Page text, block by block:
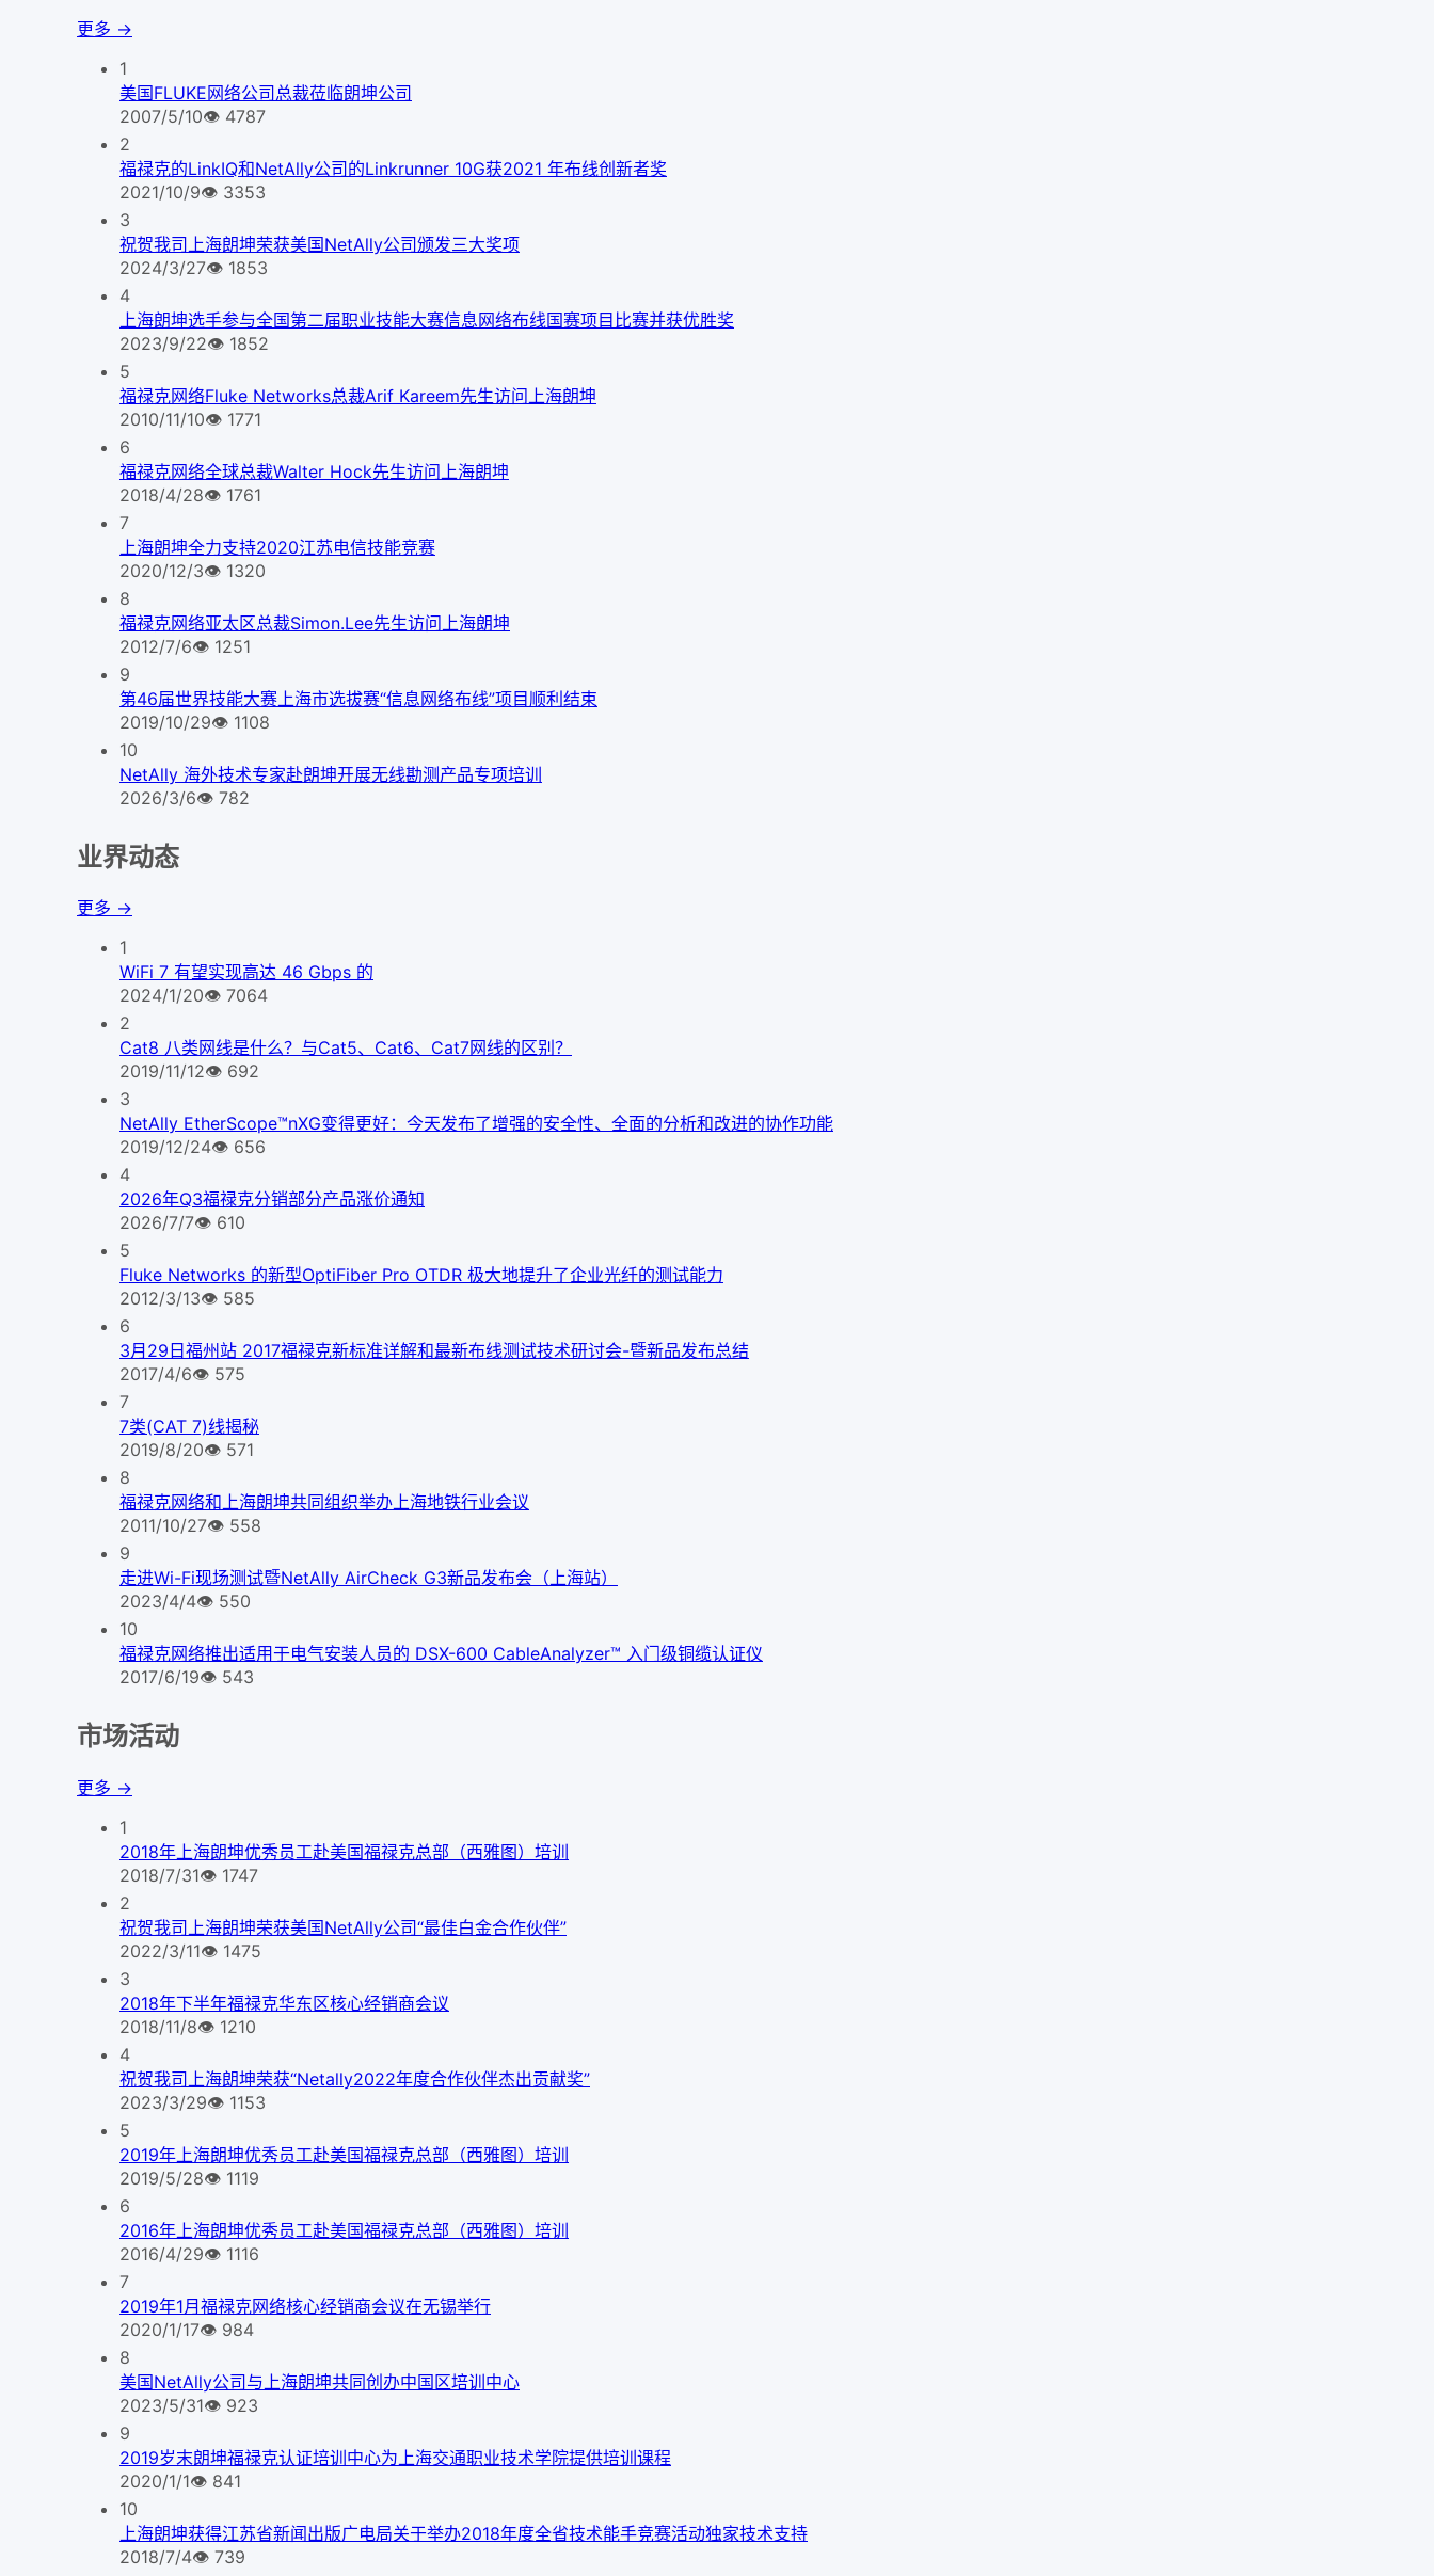
更多 →
1
美国FLUKE网络公司总裁莅临朗坤公司
2007/5/10👁 4787
2
福禄克的LinkIQ和NetAlly公司的Linkrunner 10G获2021 年布线创新者奖
2021/10/9👁 3353
3
祝贺我司上海朗坤荣获美国NetAlly公司颁发三大奖项
2024/3/27👁 1853
4
上海朗坤选手参与全国第二届职业技能大赛信息网络布线国赛项目比赛并获优胜奖
2023/9/22👁 1852
5
福禄克网络Fluke Networks总裁Arif Kareem先生访问上海朗坤
2010/11/10👁 1771
6
福禄克网络全球总裁Walter Hock先生访问上海朗坤
2018/4/28👁 1761
7
上海朗坤全力支持2020江苏电信技能竞赛
2020/12/3👁 1320
8
福禄克网络亚太区总裁Simon.Lee先生访问上海朗坤
2012/7/6👁 1251
9
第46届世界技能大赛上海市选拔赛“信息网络布线”项目顺利结束
2019/10/29👁 1108
10
NetAlly 海外技术专家赴朗坤开展无线勘测产品专项培训
2026/3/6👁 782
业界动态
更多 →
1
WiFi 7 有望实现高达 46 Gbps 的
2024/1/20👁 7064
2
Cat8 八类网线是什么？与Cat5、Cat6、Cat7网线的区别？
2019/11/12👁 692
3
NetAlly EtherScope™nXG变得更好：今天发布了增强的安全性、全面的分析和改进的协作功能
2019/12/24👁 656
4
2026年Q3福禄克分销部分产品涨价通知
2026/7/7👁 610
5
Fluke Networks 的新型OptiFiber Pro OTDR 极大地提升了企业光纤的测试能力
2012/3/13👁 585
6
3月29日福州站 2017福禄克新标准详解和最新布线测试技术研讨会-暨新品发布总结
2017/4/6👁 575
7
7类(CAT 7)线揭秘
2019/8/20👁 571
8
福禄克网络和上海朗坤共同组织举办上海地铁行业会议
2011/10/27👁 558
9
走进Wi-Fi现场测试暨NetAlly AirCheck G3新品发布会（上海站）
2023/4/4👁 550
10
福禄克网络推出适用于电气安装人员的 DSX-600 CableAnalyzer™ 入门级铜缆认证仪
2017/6/19👁 543
市场活动
更多 →
1
2018年上海朗坤优秀员工赴美国福禄克总部（西雅图）培训
2018/7/31👁 1747
2
祝贺我司上海朗坤荣获美国NetAlly公司“最佳白金合作伙伴”
2022/3/11👁 1475
3
2018年下半年福禄克华东区核心经销商会议
2018/11/8👁 1210
4
祝贺我司上海朗坤荣获“Netally2022年度合作伙伴杰出贡献奖”
2023/3/29👁 1153
5
2019年上海朗坤优秀员工赴美国福禄克总部（西雅图）培训
2019/5/28👁 1119
6
2016年上海朗坤优秀员工赴美国福禄克总部（西雅图）培训
2016/4/29👁 1116
7
2019年1月福禄克网络核心经销商会议在无锡举行
2020/1/17👁 984
8
美国NetAlly公司与上海朗坤共同创办中国区培训中心
2023/5/31👁 923
9
2019岁末朗坤福禄克认证培训中心为上海交通职业技术学院提供培训课程
2020/1/1👁 841
10
上海朗坤获得江苏省新闻出版广电局关于举办2018年度全省技术能手竞赛活动独家技术支持
2018/7/4👁 739